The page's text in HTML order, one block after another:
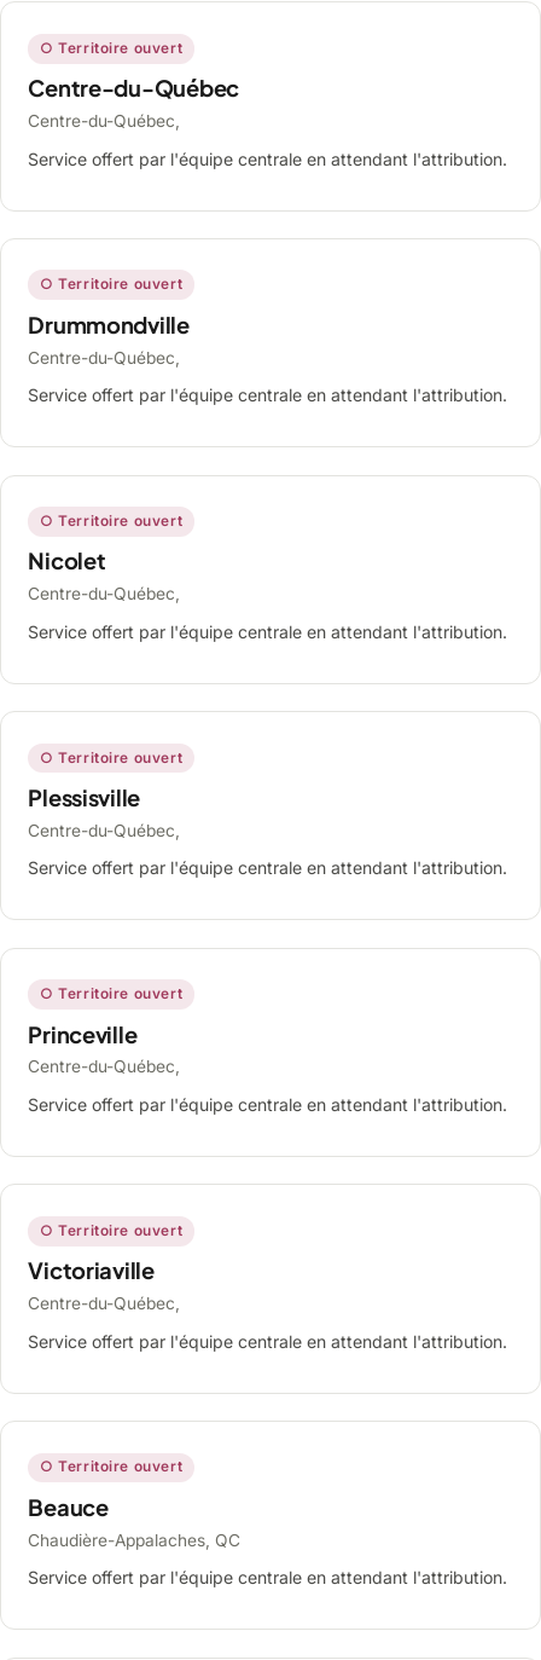
○ Territoire ouvert
Centre-du-Québec
Centre-du-Québec,
Service offert par l'équipe centrale en attendant l'attribution.
○ Territoire ouvert
Drummondville
Centre-du-Québec,
Service offert par l'équipe centrale en attendant l'attribution.
○ Territoire ouvert
Nicolet
Centre-du-Québec,
Service offert par l'équipe centrale en attendant l'attribution.
○ Territoire ouvert
Plessisville
Centre-du-Québec,
Service offert par l'équipe centrale en attendant l'attribution.
○ Territoire ouvert
Princeville
Centre-du-Québec,
Service offert par l'équipe centrale en attendant l'attribution.
○ Territoire ouvert
Victoriaville
Centre-du-Québec,
Service offert par l'équipe centrale en attendant l'attribution.
○ Territoire ouvert
Beauce
Chaudière-Appalaches, QC
Service offert par l'équipe centrale en attendant l'attribution.